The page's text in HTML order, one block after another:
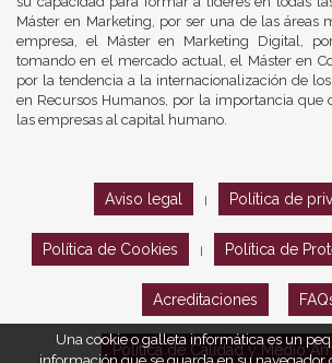
Máster en Marketing, por ser una de las áreas
empresa, el Máster en Marketing Digital,
tomando en el mercado actual, el Máster en
por la tendencia a la internacionalización de
en Recursos Humanos, por la importancia que
las empresas al capital humano.
Aviso legal Política de
Política de Cookies Política de
Acreditaciones
Política de Calidad y Medio
Una cookie o galleta informática es un